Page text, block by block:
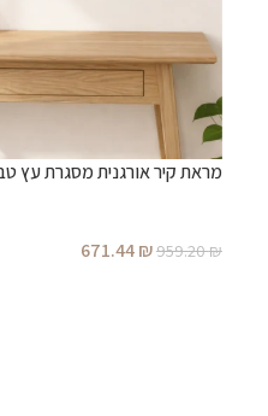
מראת קיר אורגנית מסגרת עץ טבעי
959.20₪
671.44₪